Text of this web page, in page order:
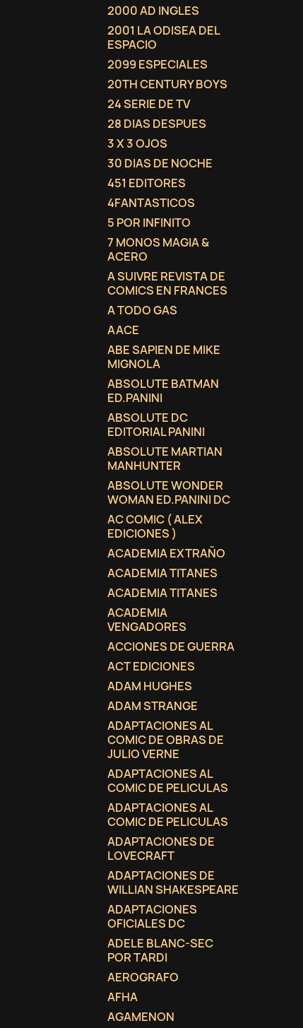
2000 AD INGLES
2001 LA ODISEA DEL
ESPACIO
2099 ESPECIALES
20TH CENTURY BOYS
24 SERIE DE TV
28 DIAS DESPUES
3 X 3 OJOS
30 DIAS DE NOCHE
451 EDITORES
4FANTASTICOS
5 POR INFINITO
7 MONOS MAGIA &
ACERO
A SUIVRE REVISTA DE
COMICS EN FRANCES
A TODO GAS
AACE
ABE SAPIEN DE MIKE
MIGNOLA
ABSOLUTE BATMAN
ED.PANINI
ABSOLUTE DC
EDITORIAL PANINI
ABSOLUTE MARTIAN
MANHUNTER
ABSOLUTE WONDER
WOMAN ED.PANINI DC
AC COMIC ( ALEX
EDICIONES )
ACADEMIA EXTRAÑO
ACADEMIA TITANES
ACADEMIA TITANES
ACADEMIA
VENGADORES
ACCIONES DE GUERRA
ACT EDICIONES
ADAM HUGHES
ADAM STRANGE
ADAPTACIONES AL
COMIC DE OBRAS DE
JULIO VERNE
ADAPTACIONES AL
COMIC DE PELICULAS
ADAPTACIONES AL
COMIC DE PELICULAS
ADAPTACIONES DE
LOVECRAFT
ADAPTACIONES DE
WILLIAN SHAKESPEARE
ADAPTACIONES
OFICIALES DC
ADELE BLANC-SEC
POR TARDI
AEROGRAFO
AFHA
AGAMENON